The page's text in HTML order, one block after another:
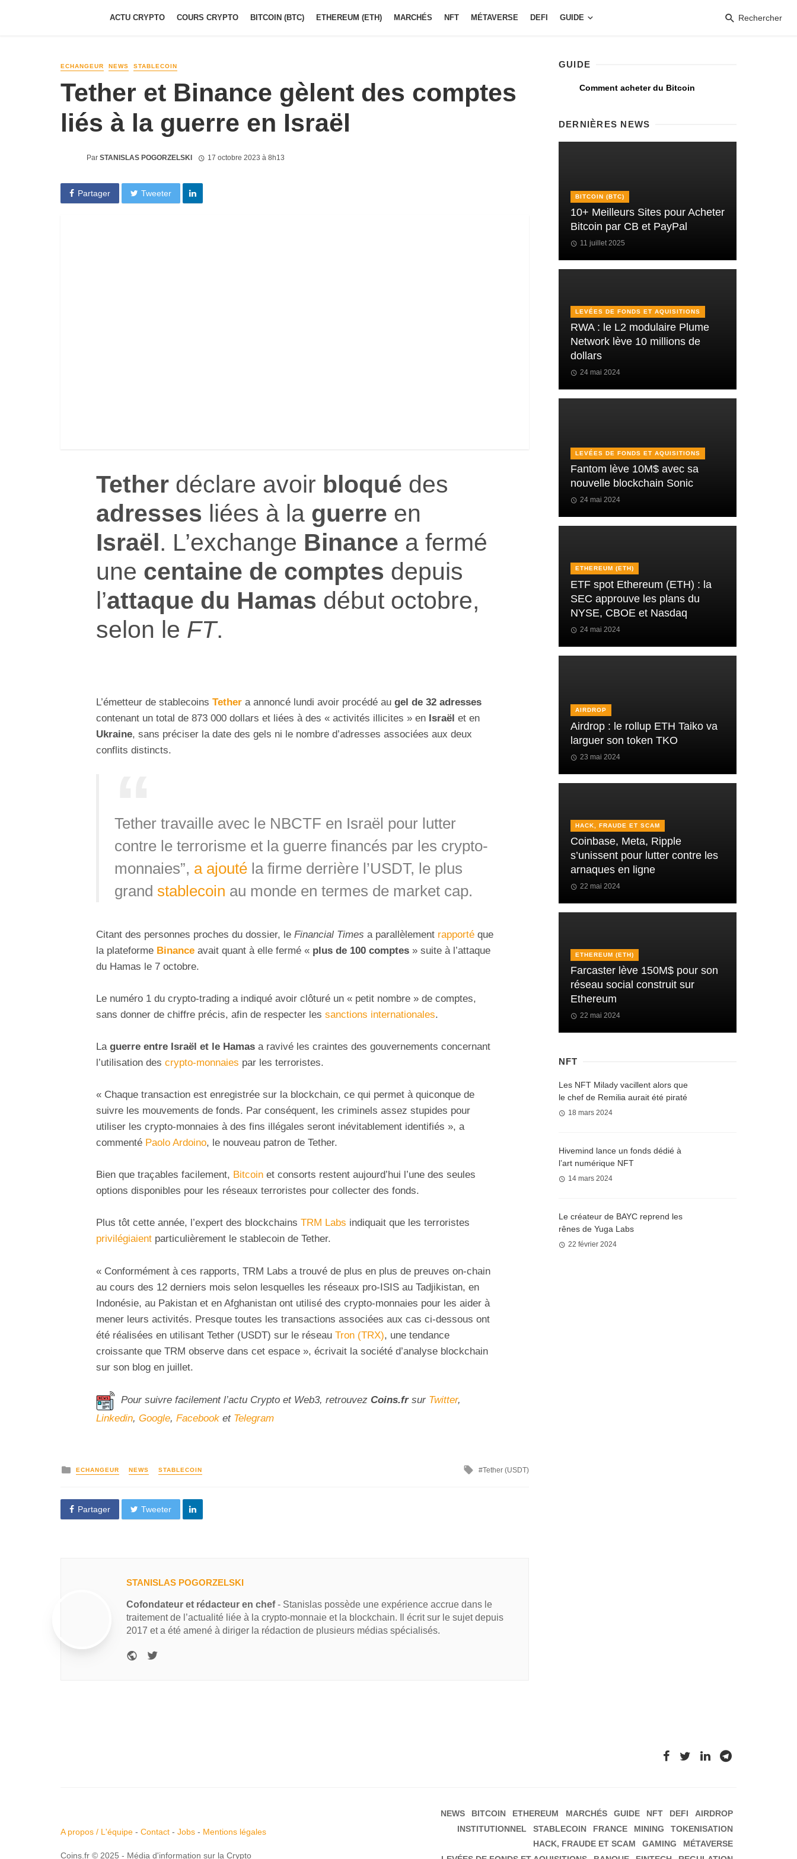
ACTU CRYPTO COURS CRYPTO BITCOIN (BTC) ETHEREUM (ETH) MARCHÉS NFT MÉTAVERSE DEFI GUIDE Rechercher
ECHANGEUR NEWS STABLECOIN
Tether et Binance gèlent des comptes
liés à la guerre en Israël
Par STANISLAS POGORZELSKI 17 octobre 2023 à 8h13
Partager Tweeter
Tether déclare avoir bloqué des
adresses liées à la guerre en
Israël. L’exchange Binance a fermé
une centaine de comptes depuis
l’attaque du Hamas début octobre,
selon le FT.
L’émetteur de stablecoins Tether a annoncé lundi avoir procédé au gel de 32 adresses
contenant un total de 873 000 dollars et liées à des « activités illicites » en Israël et en
Ukraine, sans préciser la date des gels ni le nombre d’adresses associées aux deux
conflits distincts.
Tether travaille avec le NBCTF en Israël pour lutter
contre le terrorisme et la guerre financés par les crypto-
monnaies”, a ajoutéla firme derrière l’USDT, le plus
grand stablecoin au monde en termes de market cap.
Citant des personnes proches du dossier, le Financial Times a parallèlement rapporté que
la plateforme Binance avait quant à elle fermé « plus de 100 comptes » suite à l’attaque
du Hamas le 7 octobre.
Le numéro 1 du crypto-trading a indiqué avoir clôturé un « petit nombre » de comptes,
sans donner de chiffre précis, afin de respecter les sanctions internationales.
La guerre entre Israël et le Hamas a ravivé les craintes des gouvernements concernant
l’utilisation des crypto-monnaies par les terroristes.
« Chaque transaction est enregistrée sur la blockchain, ce qui permet à quiconque de
suivre les mouvements de fonds. Par conséquent, les criminels assez stupides pour
utiliser les crypto-monnaies à des fins illégales seront inévitablement identifiés », a
commenté Paolo Ardoino, le nouveau patron de Tether.
Bien que traçables facilement, Bitcoin et consorts restent aujourd’hui l’une des seules
options disponibles pour les réseaux terroristes pour collecter des fonds.
Plus tôt cette année, l’expert des blockchains TRM Labs indiquait que les terroristes
privilégiaient particulièrement le stablecoin de Tether.
« Conformément à ces rapports, TRM Labs a trouvé de plus en plus de preuves on-chain
au cours des 12 derniers mois selon lesquelles les réseaux pro-ISIS au Tadjikistan, en
Indonésie, au Pakistan et en Afghanistan ont utilisé des crypto-monnaies pour les aider à
mener leurs activités. Presque toutes les transactions associées aux cas ci-dessous ont
été réalisées en utilisant Tether (USDT) sur le réseau Tron (TRX), une tendance
croissante que TRM observe dans cet espace », écrivait la société d’analyse blockchain
sur son blog en juillet.
Pour suivre facilement l’actu Crypto et Web3, retrouvez Coins.fr sur Twitter,
Linkedin, Google, Facebook et Telegram
ECHANGEUR NEWS STABLECOIN Tether (USDT)
Partager Tweeter
STANISLAS POGORZELSKI
Cofondateur et rédacteur en chef- Stanislas possède une expérience accrue dans le
traitement de l’actualité liée à la crypto-monnaie et la blockchain. Il écrit sur le sujet depuis
2017 et a été amené à diriger la rédaction de plusieurs médias spécialisés.
GUIDE
Comment acheter du Bitcoin
DERNIÈRES NEWS
BITCOIN (BTC)
10+ Meilleurs Sites pour Acheter
Bitcoin par CB et PayPal
11 juillet 2025
LEVÉES DE FONDS ET AQUISITIONS
RWA : le L2 modulaire Plume
Network lève 10 millions de
dollars
24 mai 2024
LEVÉES DE FONDS ET AQUISITIONS
Fantom lève 10M$ avec sa
nouvelle blockchain Sonic
24 mai 2024
ETHEREUM (ETH)
ETF spot Ethereum (ETH) : la
SEC approuve les plans du
NYSE, CBOE et Nasdaq
24 mai 2024
AIRDROP
Airdrop : le rollup ETH Taiko va
larguer son token TKO
23 mai 2024
HACK, FRAUDE ET SCAM
Coinbase, Meta, Ripple
s’unissent pour lutter contre les
arnaques en ligne
22 mai 2024
ETHEREUM (ETH)
Farcaster lève 150M$ pour son
réseau social construit sur
Ethereum
22 mai 2024
NFT
Les NFT Milady vacillent alors que
le chef de Remilia aurait été piraté
18 mars 2024
Hivemind lance un fonds dédié à
l’art numérique NFT
14 mars 2024
Le créateur de BAYC reprend les
rênes de Yuga Labs
22 février 2024
A propos / L'équipe - Contact - Jobs - Mentions légales
Coins.fr © 2025 - Média d'information sur la Crypto
NEWS BITCOIN ETHEREUM MARCHÉS GUIDE NFT DEFI
AIRDROP
INSTITUTIONNEL
STABLECOIN FRANCE MINING
TOKENISATION
HACK, FRAUDE ET SCAM
GAMING
MÉTAVERSE